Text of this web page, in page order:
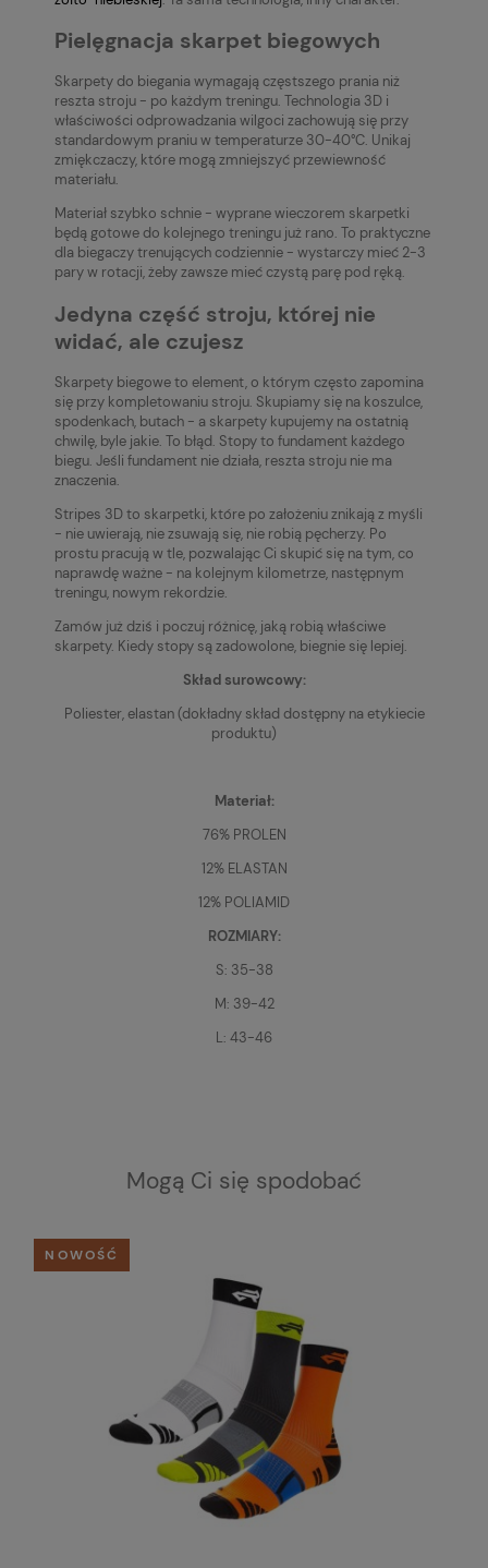
Pielęgnacja skarpet biegowych
Skarpety do biegania wymagają częstszego prania niż
reszta stroju - po każdym treningu. Technologia 3D i
właściwości odprowadzania wilgoci zachowują się przy
standardowym praniu w temperaturze 30-40°C. Unikaj
zmiękczaczy, które mogą zmniejszyć przewiewność
materiału.
Materiał szybko schnie - wyprane wieczorem skarpetki
będą gotowe do kolejnego treningu już rano. To praktyczne
dla biegaczy trenujących codziennie - wystarczy mieć 2-3
pary w rotacji, żeby zawsze mieć czystą parę pod ręką.
Jedyna część stroju, której nie
widać, ale czujesz
Skarpety biegowe to element, o którym często zapomina
się przy kompletowaniu stroju. Skupiamy się na koszulce,
spodenkach, butach - a skarpety kupujemy na ostatnią
chwilę, byle jakie. To błąd. Stopy to fundament każdego
biegu. Jeśli fundament nie działa, reszta stroju nie ma
znaczenia.
Stripes 3D to skarpetki, które po założeniu znikają z myśli
- nie uwierają, nie zsuwają się, nie robią pęcherzy. Po
prostu pracują w tle, pozwalając Ci skupić się na tym, co
naprawdę ważne - na kolejnym kilometrze, następnym
treningu, nowym rekordzie.
Zamów już dziś i poczuj różnicę, jaką robią właściwe
skarpety. Kiedy stopy są zadowolone, biegnie się lepiej.
Skład surowcowy:
Poliester, elastan (dokładny skład dostępny na etykiecie
produktu)
Materiał:
76% PROLEN
12% ELASTAN
12% POLIAMID
ROZMIARY:
S: 35-38
M: 39-42
L: 43-46
Mogą Ci się spodobać
NOWOŚĆ